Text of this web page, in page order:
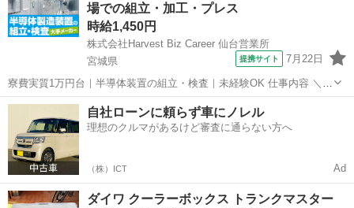
場での組立・加工・プレス
時給1,450円
株式会社Harvest Biz Career 仙台営業所
宮城県
提携サイト 7月22日
寮費実質1万円台｜半導体装置の組立・検査｜未経験OK 仕事内容 ＼半
導体製造装置の組立・検査スタッフ／ 大手メーカー工場内で、半導体
をつくるための装置を組み立てる仕事です。 タブレットや図面を確認
しながら、ドライバ...
宮城 その他
自社ローンに頼らず車にノレル
理想のクルマがあるけど審査に通らない方へ
（株）ICT Ad
ダイワ クーラーボックス トランクマスター